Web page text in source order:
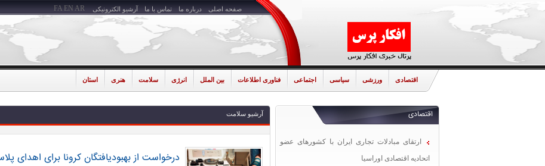
صفحه اصلی درباره ما تماس با ما آرشیو الکترونیکی FA EN AR
اقتصادی ورزشی سیاسی اجتماعی فناوری اطلاعات بین الملل انرژی سلامت هنری استان
اقتصادی
ارتقای مبادلات تجاری ایران با کشورهای عضو
اتحادیه اقتصادی اوراسیا
آرشیو سلامت
درخواست از بهبودیافتگان کرونا برای اهدای